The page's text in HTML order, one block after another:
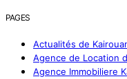
PAGES
Actualités de
Agence de Location
Agence Immobiliere